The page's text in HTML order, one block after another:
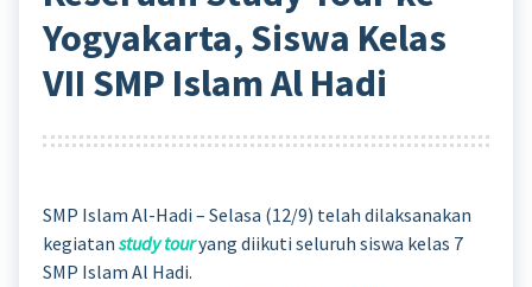
Yogyakarta, Siswa Kelas
VII SMP Islam Al Hadi
SMP Islam Al-Hadi – Selasa (12/9) telah dilaksanakan
kegiatan study touryang diikuti seluruh siswa kelas 7
SMP Islam Al Hadi.